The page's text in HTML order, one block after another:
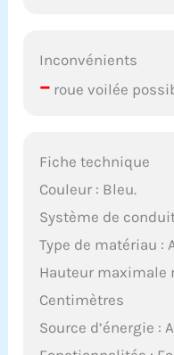
Inconvénients
– roue voilée
Fiche technique
Couleur : Bleu.
Système de
Type de matériau :
Hauteur maximale
Centimètres
Source d’énergie :